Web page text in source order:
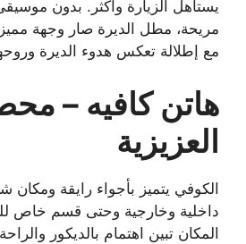
يستاهل الزيارة وأكثر. بدون
مريحة، مطل الديرة صار وجهة
مع إطلالة تعكس هدوء الديرة
هاتن كافيه –
العزيزية
الكوفي يتميز بأجواء رايقة
داخلية وخارجية وحتى قسم خاص
المكان تبين اهتمام بالديكور